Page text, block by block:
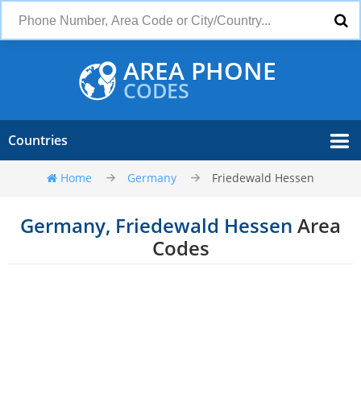
AREA PHONE
CODES
Countries
Home Germany Friedewald Hessen
Germany, Friedewald Hessen Area
Codes